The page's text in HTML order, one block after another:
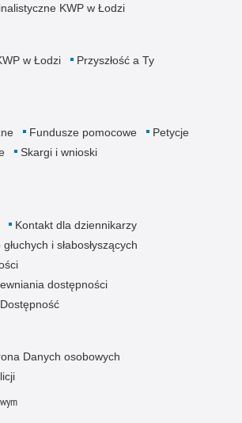
KWP w Łodzi
w Łodzi Przyszłość a Ty
Fundusze pomocowe
Petycje
Skargi i wnioski
Kontakt dla dziennikarzy
i słabosłyszących
dostępności
Danych osobowych